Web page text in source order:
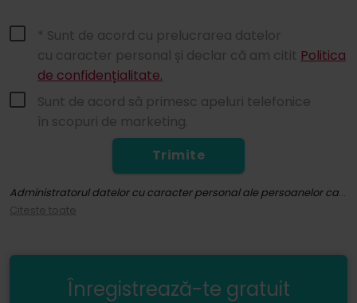
* Sunt de acord cu prelucrarea datelor
cu caracter personal și declar că am citit Politica
de confidențialitate.
Sunt de acord să primesc apeluri telefonice
în scopuri de marketing.
Trimite
Administratorul datelor cu caracter personal ale persoanelor care utilizează site-ul whitepress.com și toate subsite-urile sale (denumit în continuare: Site-ul) în sensul Regulamentului Parlamentului European și al Consiliului (UE) 2016/679 din 27 aprilie 2016 privind protecția persoanelor fizice în ceea ce privește prelucrarea datelor cu caracter personal și privind libera circulație a acestor date și de abrogare a Directivei 95/46/CE (denumit în continuare: RODO) este în comun "WhitePress" Spółka z ograniczoną odpowiedzialnością cu sediul social în Bielsko-Biała, la adresa ul. Legionów 26/28, înscrisă în Registrul Întreprinzătorilor din Registrul Național al Instanțelor Judecătorești ținut de Tribunalul Districtual din Bielsko-Biała, Secția a 8-a Economică a Registrului Național al Instanțelor Judecătorești sub numărul KRS: 0000651339, NIP: 9372667797, REGON: 243400145 și alte societăți din
Puteți găsi mai multe informații despre procesarea și temeiul prelucrării datelor dvs. personale de către WhitePress sp. z o.o., inclusiv drepturile dvs., în
Citește toate
Înregistrează-te gratuit